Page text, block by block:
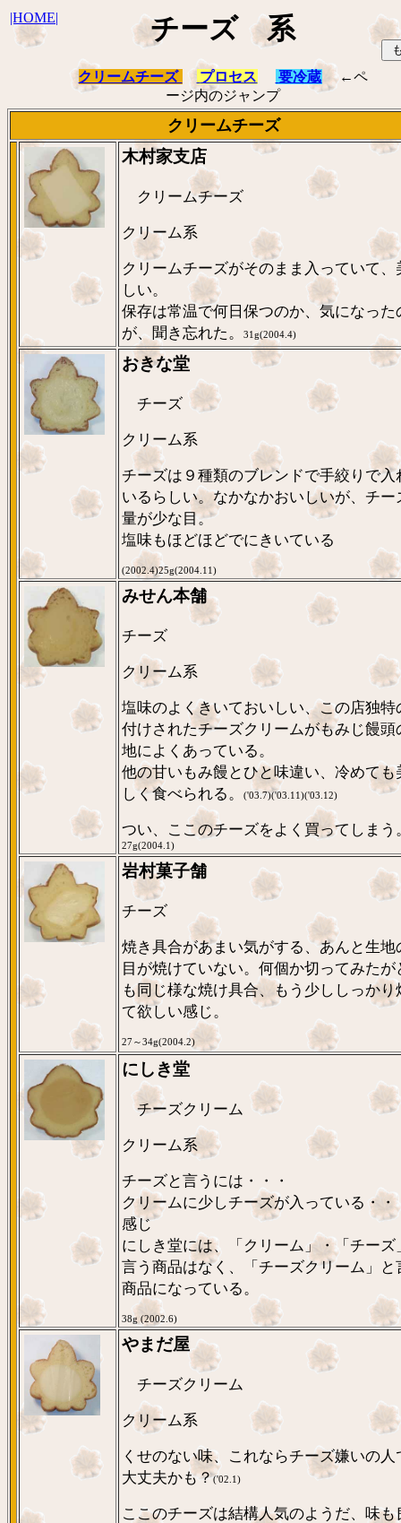
|HOME| チーズ 系
クリームチーズ プロセス 要冷蔵
←ペ
ージ内のジャンプ
クリームチーズ
木村家支店
クリームチーズ
クリーム系
クリームチーズがそのまま入っていて、
しい。
保存は常温で何日保つのか、気になった
が、聞き忘れた。
31g(2004.4)
おきな堂
チーズ
クリーム系
チーズは９種類のブレンドで手絞りで入
いるらしい。なかなかおいしいが、チー
量が少な目。
塩味もほどほどでにきいている
(2002.4)25g(2004.11)
みせん本舗
チーズ
クリーム系
塩味のよくきいておいしい、この店独特
付けされたチーズクリームがもみじ饅頭
地によくあっている。
他の甘いもみ饅とひと味違い、冷めても
しく食べられる。
('03.7)('03.11)('03.12)
つい、ここのチーズをよく買ってしまう
27g(2004.1)
岩村菓子舗
チーズ
焼き具合があまい気がする、あんと生地
目が焼けていない。何個か切ってみたが
も同じ様な焼け具合、もう少ししっかり
て欲しい感じ。
27～34g(2004.2)
にしき堂
チーズクリーム
クリーム系
チーズと言うには・・・
クリームに少しチーズが入っている・・
感じ
にしき堂には、「クリーム」・「チーズ
言う商品はなく、「チーズクリーム」と
商品になっている。
38g (2002.6)
やまだ屋
チーズクリーム
クリーム系
くせのない味、これならチーズ嫌いの人
大丈夫かも？('02.1)
ここのチーズは結構人気のようだ、味も